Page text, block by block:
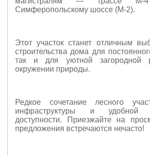
Симферопольскому шоссе (М-2).
Этот участок станет отличным
строительства дома для
так и для уютной загородной
окружении природы.
Редкое сочетание лесного
инфраструктуры и удобной
доступности. Приезжайте на
предложения встречаются нечасто!